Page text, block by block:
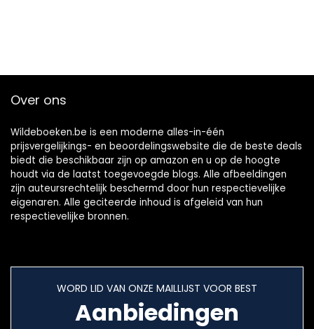
Over ons
Wildeboeken.be is een moderne alles-in-één
prijsvergelijkings- en beoordelingswebsite die de beste deals
biedt die beschikbaar zijn op amazon en u op de hoogte
houdt via de laatst toegevoegde blogs. Alle afbeeldingen
zijn auteursrechtelijk beschermd door hun respectievelijke
eigenaren. Alle geciteerde inhoud is afgeleid van hun
respectievelijke bronnen.
WORD LID VAN ONZE MAILLIJST VOOR BEST
Aanbiedingen